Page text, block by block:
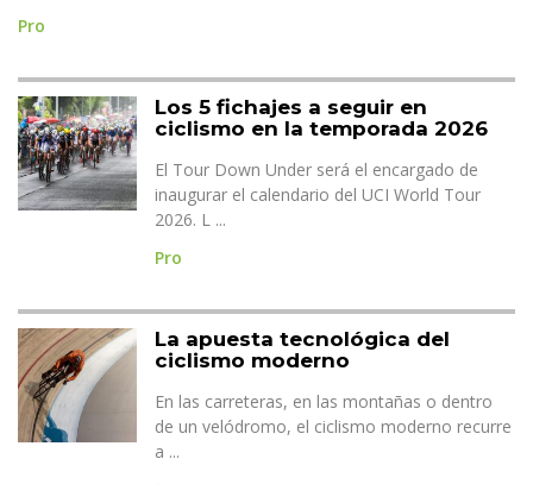
Pro
Los 5 fichajes a seguir en
ciclismo en la temporada 2026
El Tour Down Under será el encargado de
inaugurar el calendario del UCI World Tour
2026. L ...
Pro
La apuesta tecnológica del
ciclismo moderno
En las carreteras, en las montañas o dentro
de un velódromo, el ciclismo moderno recurre
a ...